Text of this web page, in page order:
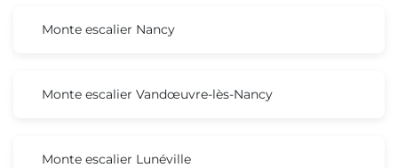
Monte escalier Nancy
Monte escalier Vandœuvre-lès-Nancy
Monte escalier Lunéville